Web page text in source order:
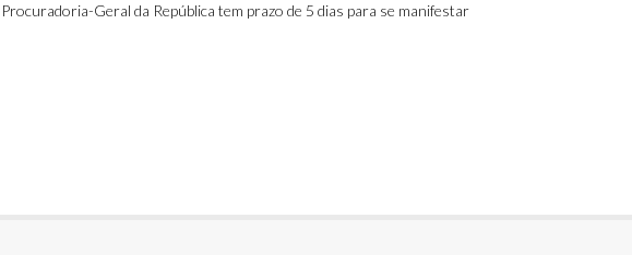
Procuradoria-Geral da República tem prazo de 5 dias para se manifestar